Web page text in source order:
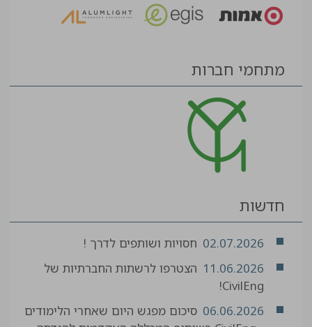
מתחמי חברות
חדשות
02.07.2026 חסויות ושותפים לדרך !
11.06.2026 הצטרפו לרשתות החברתיות של
CivilEng!
06.06.2026 סיכום מפגש היום שאחרי הלימודים